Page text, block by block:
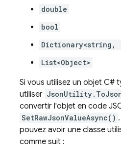
double
bool
Dictionary<string,
List<Object>
Si vous utilisez un objet C#
utiliser
convertir l'objet en code
SetRawJsonValueAsync()
pouvez avoir une classe
comme suit :